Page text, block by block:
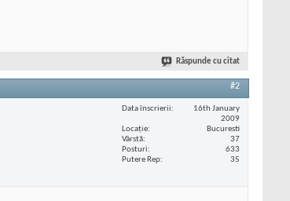
Răspunde cu citat
#2
Data înscrierii
16th January
2009
Locaţie
Bucuresti
Vârstă
37
Posturi
633
Putere Rep
35